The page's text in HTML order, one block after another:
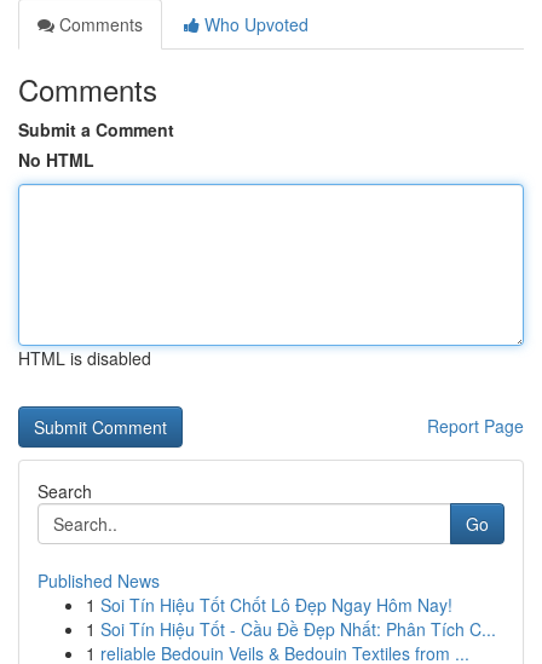
Comments
Who Upvoted
Comments
Submit a Comment
No HTML
HTML is disabled
Report Page
Search
Go
Published News
1 Soi Tín Hiệu Tốt Chốt Lô Đẹp Ngay Hôm Nay!
1 Soi Tín Hiệu Tốt - Cầu Đề Đẹp Nhất: Phân Tích C...
1 reliable Bedouin Veils & Bedouin Textiles from ...